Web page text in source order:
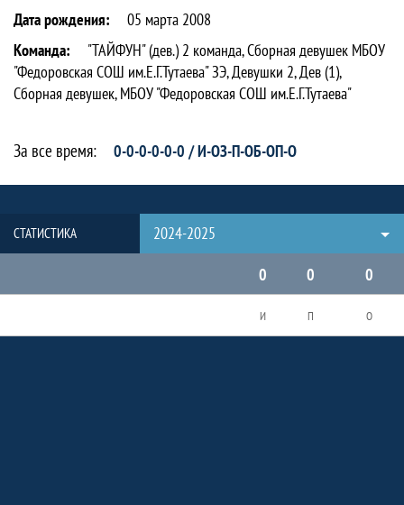
Дата рождения:
05 марта 2008
Команда:
"ТАЙФУН" (дев.) 2 команда, Сборная девушек МБОУ
"Федоровская СОШ им.Е.Г.Тутаева" ЗЭ, Девушки 2, Дев (1),
Сборная девушек, МБОУ "Федоровская СОШ им.Е.Г.Тутаева"
За все время: 0-0-0-0-0-0 / И-ОЗ-П-ОБ-ОП-О
СТАТИСТИКА
2024-2025
0
0 0
И П О